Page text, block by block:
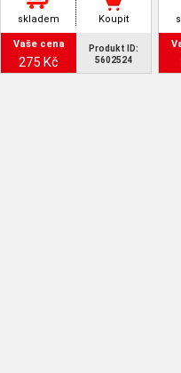
skladem Koupit
Vaše cena
275 Kč
Produkt ID:
5602524